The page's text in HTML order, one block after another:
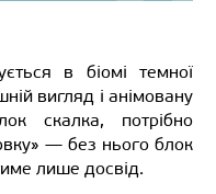
в біомі темної
вигляд і анімовану
скалка, потрібно
— без нього блок
лише досвід.